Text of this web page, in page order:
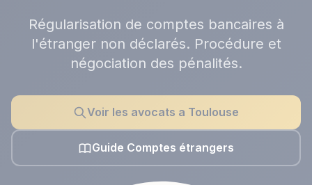
Régularisation de comptes bancaires à
l'étranger non déclarés. Procédure et
négociation des pénalités.
Voir les avocats a Toulouse
Guide Comptes étrangers